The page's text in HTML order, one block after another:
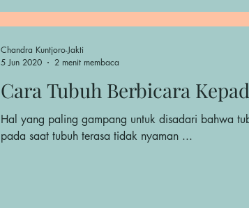
Cara Tubuh Berbicara
Hal yang paling gampang untuk disadari bahwa
pada saat tubuh terasa tidak nyaman ...
Chandra Kuntjoro-Jakti
5 Jun 2020
2 menit membaca